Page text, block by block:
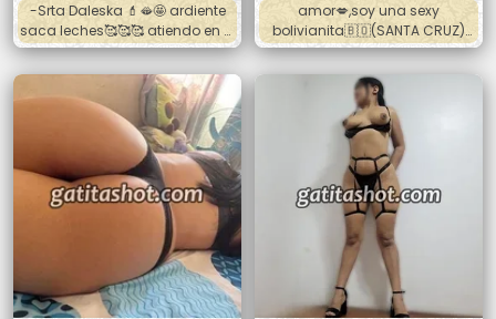
-Srta Daleska 💄🫦🤩 ardiente
saca leches🥰🥰🥰 atiendo en el
cercado oral vaginal anal 💋💋
💋 fulll oral riquisimo te va
encantar👑👑👑👑👑👑👑👑
Llamame o hablame al
wasap☎️☎️☎️☎️
amor💋,soy una sexy
bolivianita🇧🇴(SANTA CRUZ)
dispuesta a que pases un
momento rico y placentero 😈
soy muy higiénica y me
encanta chuparte completito
dame sexo duro y salvaje😈 en
todas las posiciónes me
encanta tu verga 🍆 que me
golpee mi conchita soy
delgada y formadita lo
pasaremos super bien 😈🔥💦
contactame bebe